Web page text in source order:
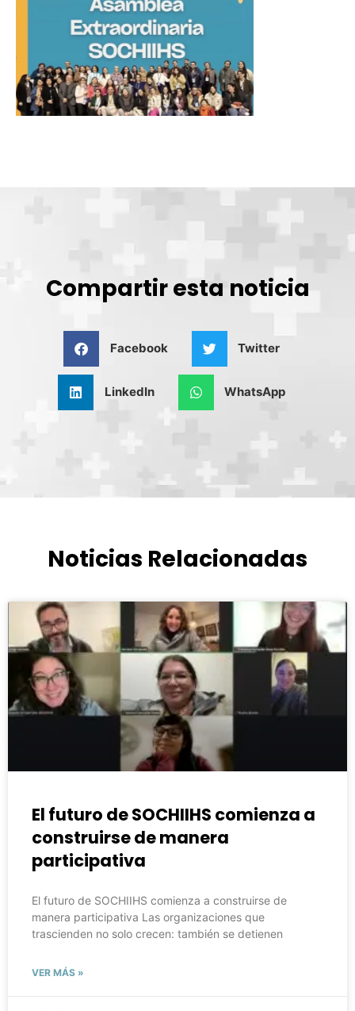
Compartir esta noticia
Facebook Twitter
LinkedIn WhatsApp
Noticias Relacionadas
El futuro de SOCHIIHS comienza a
construirse de manera
participativa
El futuro de SOCHIIHS comienza a construirse de
manera participativa Las organizaciones que
trascienden no solo crecen: también se detienen
VER MÁS »